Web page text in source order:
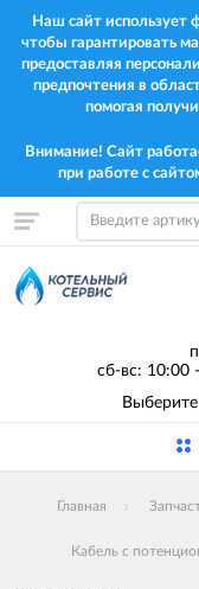
Наш сайт использует
чтобы гарантировать
предоставляя
предпочтения в
помогая
Внимание! Сайт
при работе с
сб-вс: 10:00
Главная
Кабель с